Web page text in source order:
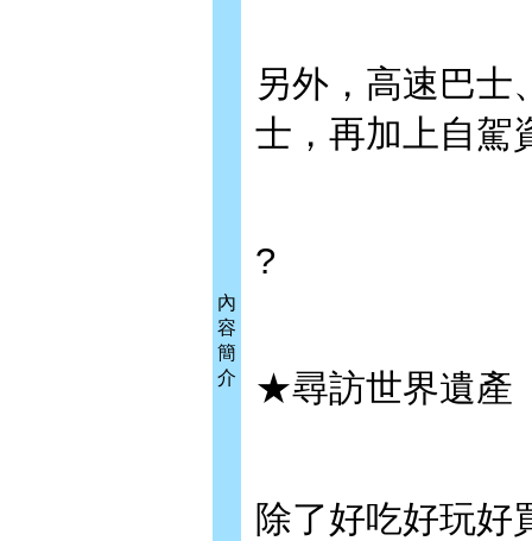
內
容
簡
介
另外，高速巴士
士，再加上自駕
?
★尋訪世界遺產
除了好吃好玩好